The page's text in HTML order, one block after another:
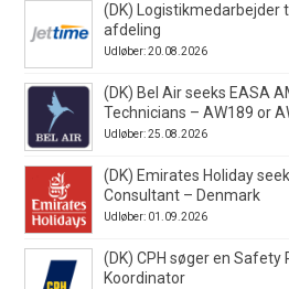
(DK) Logistikmedarbejder
afdeling
Udløber: 20.08.2026
(DK) Bel Air seeks EASA
Technicians – AW189 or
Udløber: 25.08.2026
(DK) Emirates Holiday
Consultant – Denmark
Udløber: 01.09.2026
(DK) CPH søger en
Koordinator